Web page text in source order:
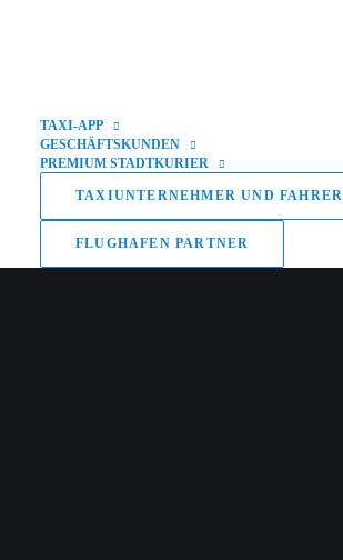
TAXI-APP
GESCHÄFTSKUNDEN
PREMIUM STADTKURIER
TAXIUNTERNEHMER UND FAHRER
FLUGHAFEN PARTNER